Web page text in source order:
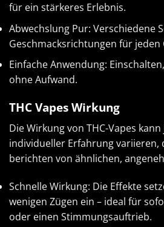
für ein stärkeres Erlebnis.
Abwechslung Pur: Verschiedene
Geschmacksrichtungen für jeden
Einfache Anwendung:
ohne Aufwand.
THC Vapes Wirkung
Die Wirkung von THC-Vapes
individueller Erfahrung variieren,
berichten von ähnlichen,
Schnelle Wirkung: Die Effekte
wenigen Zügen ein – ideal für
oder einen Stimmungsauftrieb.